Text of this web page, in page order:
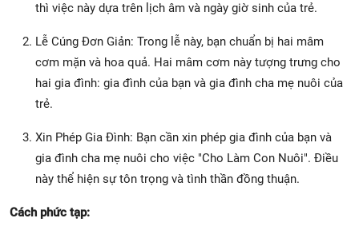
thì việc này dựa trên lịch âm và ngày giờ sinh của trẻ.
Lễ Cúng Đơn Giản: Trong lễ này, bạn chuẩn bị hai mâm
cơm mặn và hoa quả. Hai mâm cơm này tượng trưng cho
hai gia đình: gia đình của bạn và gia đình cha mẹ nuôi của
trẻ.
Xin Phép Gia Đình: Bạn cần xin phép gia đình của bạn và
gia đình cha mẹ nuôi cho việc "Cho Làm Con Nuôi". Điều
này thể hiện sự tôn trọng và tình thần đồng thuận.
Cách phức tạp: